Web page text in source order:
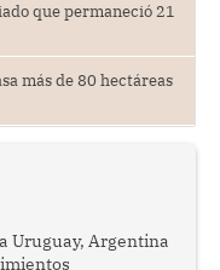
que permaneció 21
más de 80 hectáreas
Uruguay, Argentina